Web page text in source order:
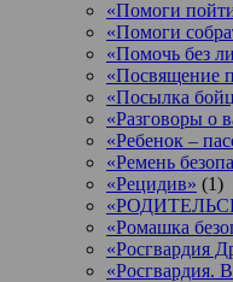
«Помоги
«Помоги
«Помочь без
«Посвящение
«Посылка
«Разговоры о
«Ребенок –
«Ремень
«Рецидив» (1)
«Ромашка
«Росгвардия
«Росгвардия.